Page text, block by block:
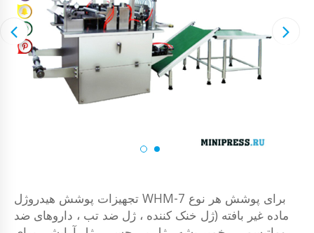
تجهیزات پوشش هیدروژل WHM-7 برای پوشش هر نوع
ماده غیر بافته (ژل خنک کننده ، ژل ضد تب ، داروهای ضد